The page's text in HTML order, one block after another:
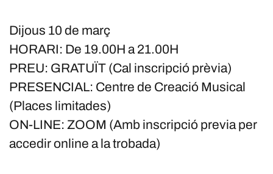
Dijous 10 de març
HORARI: De 19.00H a 21.00H
PREU: GRATUÏT (Cal inscripció prèvia)
PRESENCIAL: Centre de Creació Musical
(Places limitades)
ON-LINE: ZOOM (Amb inscripció previa per
accedir online a la trobada)